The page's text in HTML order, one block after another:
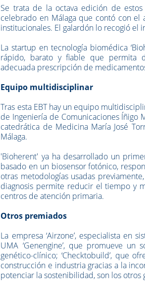
Se trata de la octava edición de
celebrado en Málaga que contó con el
institucionales. El galardón lo recogió el
La startup en tecnología biomédica
rápido, barato y fiable que permita
adecuada prescripción de
Equipo multidisciplinar
Tras esta EBT hay un equipo
de Ingeniería de Comunicaciones Íñigo
catedrática de Medicina María José
Málaga.
'Bioherent' ya ha desarrollado un
basado en un biosensor fotónico,
otras metodologías usadas
diagnosis permite reducir el tiempo y
centros de atención primaria.
Otros premiados
La empresa ‘Airzone’, especialista
UMA ‘Genengine’, que promueve
genético-clínico; ‘Checktobuild’, que
construcción e industria gracias a la
potenciar la sostenibilidad, son los